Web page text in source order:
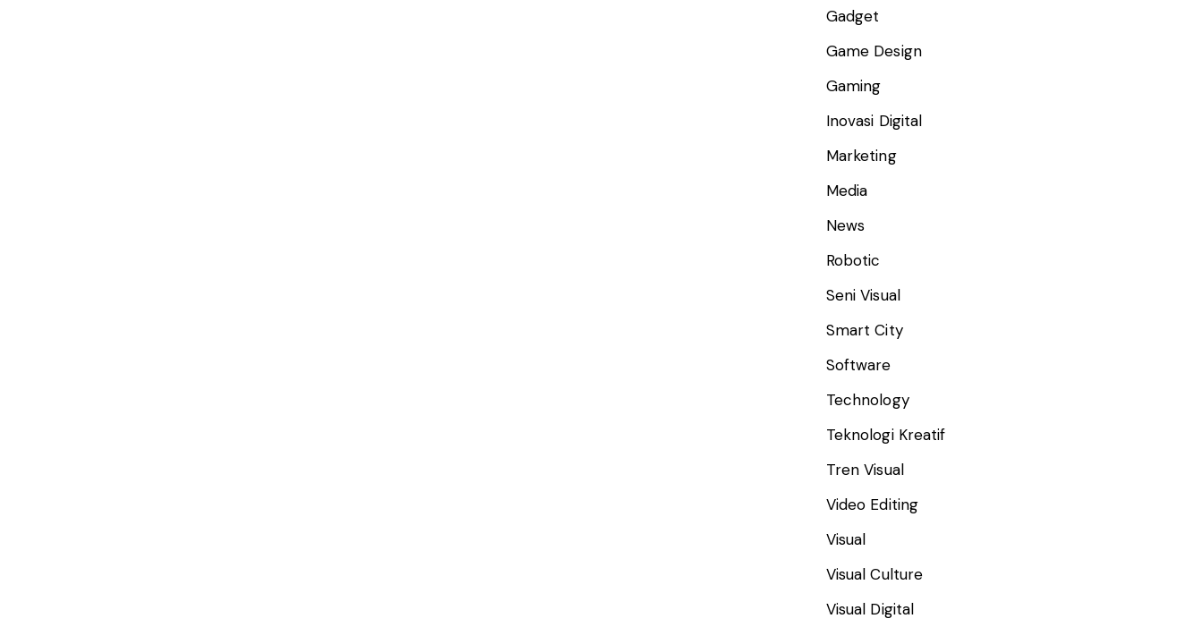
Gadget
Game Design
Gaming
Inovasi Digital
Marketing
Media
News
Robotic
Seni Visual
Smart City
Software
Technology
Teknologi Kreatif
Tren Visual
Video Editing
Visual
Visual Culture
Visual Digital